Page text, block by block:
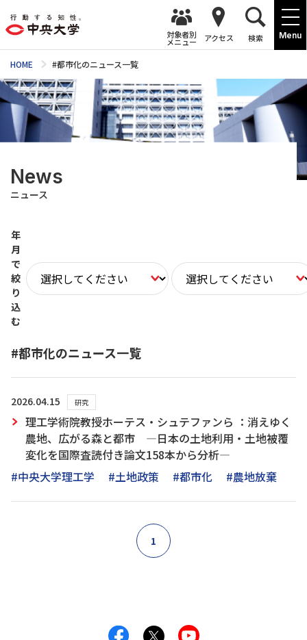
Menu
対象者別
メニュー アクセス 検索
HOME #都市化のニュース一覧
News
ニュース
年
月
で
絞
り
込
む
#都市化のニュース一覧
2026.04.15 研究
理工学術院教授ホーテス・シュテファンら ：消えゆく
農地、広がる森と都市 ―日本の土地利用・土地被覆
変化を国際査読付き論文158本から分析―
#中央大学理工学
#土地政策 #都市化 #農地放棄
1